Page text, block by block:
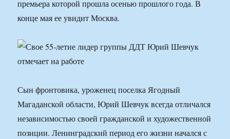
премьера которой прошла осенью прошлого года. В
конце мая ее увидит Москва.
Сын фронтовика, уроженец поселка Ягодный
Магаданской области, Юрий Шевчук всегда отличался
независимостью своей гражданской и художественной
позиции. Ленинградский период его жизни начался с